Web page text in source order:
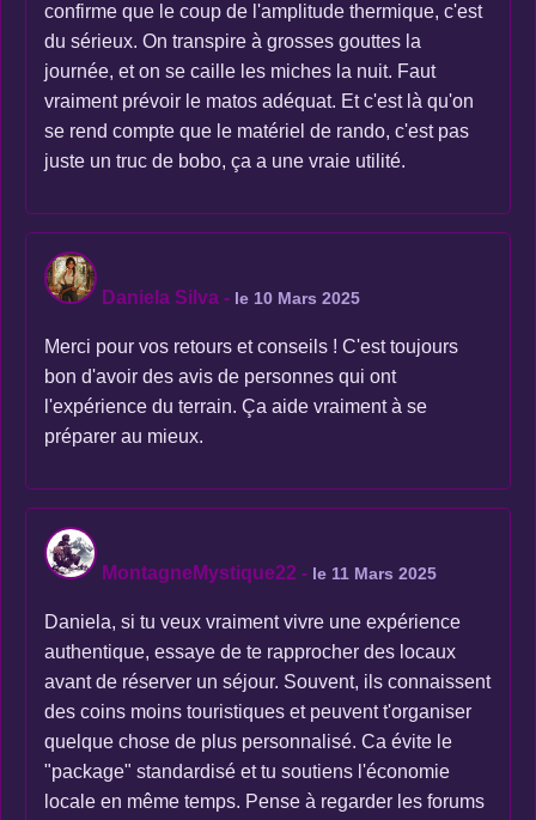
confirme que le coup de l'amplitude thermique, c'est
du sérieux. On transpire à grosses gouttes la
journée, et on se caille les miches la nuit. Faut
vraiment prévoir le matos adéquat. Et c'est là qu'on
se rend compte que le matériel de rando, c'est pas
juste un truc de bobo, ça a une vraie utilité.
Daniela Silva - le 10 Mars 2025
Merci pour vos retours et conseils ! C'est toujours
bon d'avoir des avis de personnes qui ont
l'expérience du terrain. Ça aide vraiment à se
préparer au mieux.
MontagneMystique22 - le 11 Mars 2025
Daniela, si tu veux vraiment vivre une expérience
authentique, essaye de te rapprocher des locaux
avant de réserver un séjour. Souvent, ils connaissent
des coins moins touristiques et peuvent t'organiser
quelque chose de plus personnalisé. Ca évite le
"package" standardisé et tu soutiens l'économie
locale en même temps. Pense à regarder les forums